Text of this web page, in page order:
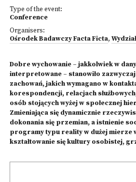
Type of the event:
Conference
Organisers:
Ośrodek Badawczy Facta Ficta,
Dobre wychowanie – jakkolwiek w
interpretowane – stanowiło
zachowań, jakich wymagano w
korespondencji, relacjach
osób stojących wyżej w społecznej
Zmieniająca się dynamicznie
dokonania się przemian, a istnienie
programy typu reality w dużej mierze
kształtowanie się kultury osobistej,